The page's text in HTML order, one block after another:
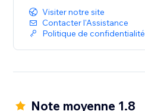
Visiter notre site
Contacter l'Assistance
Politique de confidentialité
Note moyenne 1.8